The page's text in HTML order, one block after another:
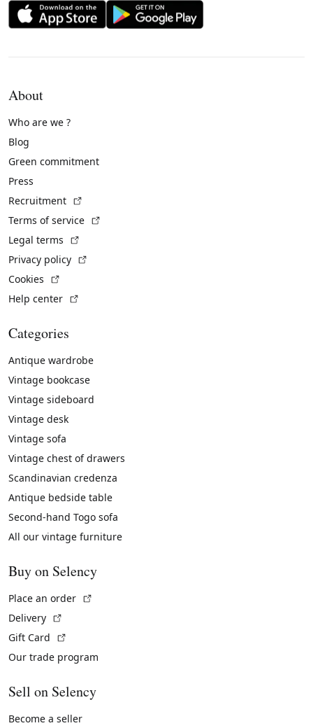
About
Who are we ?
Blog
Green commitment
Press
Recruitment
Terms of service
Legal terms
Privacy policy
Cookies
Help center
Categories
Antique wardrobe
Vintage bookcase
Vintage sideboard
Vintage desk
Vintage sofa
Vintage chest of drawers
Scandinavian credenza
Antique bedside table
Second-hand Togo sofa
All our vintage furniture
Buy on Selency
Place an order
Delivery
Gift Card
Our trade program
Sell on Selency
Become a seller